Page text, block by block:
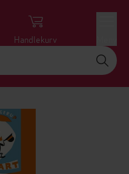
Handlekurv